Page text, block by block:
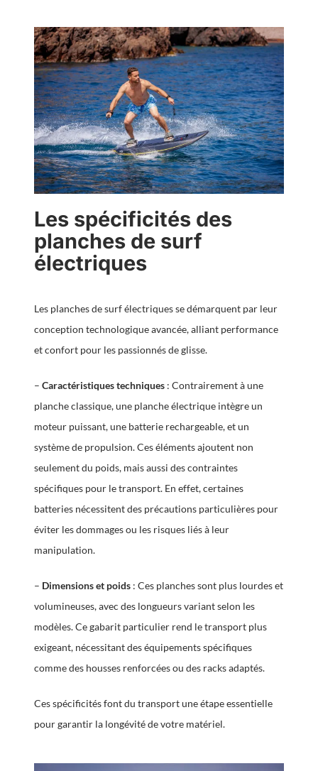
Les spécificités des
planches de surf
électriques
Les planches de surf électriques se démarquent par leur
conception technologique avancée, alliant performance
et confort pour les passionnés de glisse.
– Caractéristiques techniques : Contrairement à une
planche classique, une planche électrique intègre un
moteur puissant, une batterie rechargeable, et un
système de propulsion. Ces éléments ajoutent non
seulement du poids, mais aussi des contraintes
spécifiques pour le transport. En effet, certaines
batteries nécessitent des précautions particulières pour
éviter les dommages ou les risques liés à leur
manipulation.
– Dimensions et poids : Ces planches sont plus lourdes et
volumineuses, avec des longueurs variant selon les
modèles. Ce gabarit particulier rend le transport plus
exigeant, nécessitant des équipements spécifiques
comme des housses renforcées ou des racks adaptés.
Ces spécificités font du transport une étape essentielle
pour garantir la longévité de votre matériel.